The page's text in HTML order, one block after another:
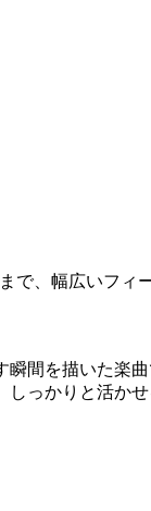
で、幅広いフ
間を描いた楽曲
っかりと活か